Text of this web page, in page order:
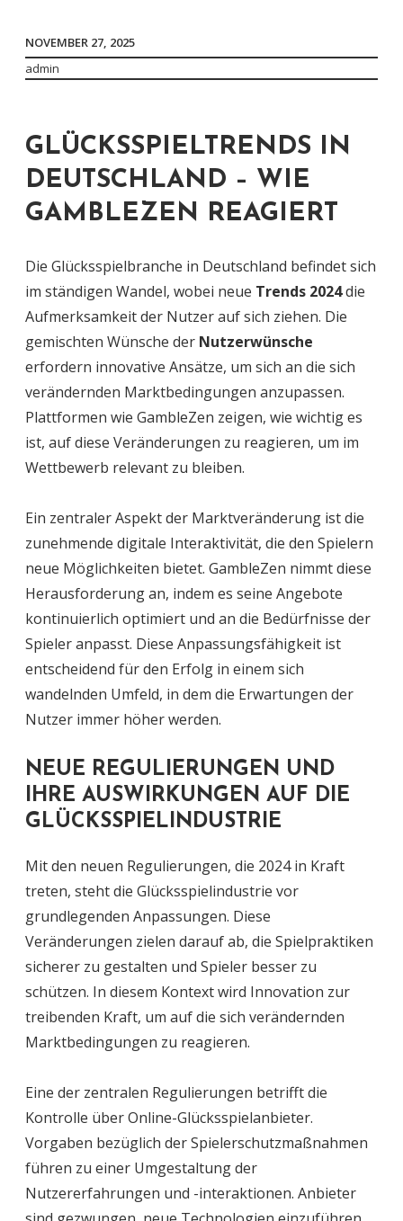
NOVEMBER 27, 2025
admin
GLÜCKSSPIELTRENDS IN
DEUTSCHLAND – WIE
GAMBLEZEN REAGIERT
Die Glücksspielbranche in Deutschland befindet sich
im ständigen Wandel, wobei neue Trends 2024die
Aufmerksamkeit der Nutzer auf sich ziehen. Die
gemischten Wünsche der Nutzerwünsche
erfordern innovative Ansätze, um sich an die sich
verändernden Marktbedingungen anzupassen.
Plattformen wie GambleZen zeigen, wie wichtig es
ist, auf diese Veränderungen zu reagieren, um im
Wettbewerb relevant zu bleiben.
Ein zentraler Aspekt der Marktveränderung ist die
zunehmende digitale Interaktivität, die den Spielern
neue Möglichkeiten bietet. GambleZen nimmt diese
Herausforderung an, indem es seine Angebote
kontinuierlich optimiert und an die Bedürfnisse der
Spieler anpasst. Diese Anpassungsfähigkeit ist
entscheidend für den Erfolg in einem sich
wandelnden Umfeld, in dem die Erwartungen der
Nutzer immer höher werden.
NEUE REGULIERUNGEN UND
IHRE AUSWIRKUNGEN AUF DIE
GLÜCKSSPIELINDUSTRIE
Mit den neuen Regulierungen, die 2024 in Kraft
treten, steht die Glücksspielindustrie vor
grundlegenden Anpassungen. Diese
Veränderungen zielen darauf ab, die Spielpraktiken
sicherer zu gestalten und Spieler besser zu
schützen. In diesem Kontext wird Innovation zur
treibenden Kraft, um auf die sich verändernden
Marktbedingungen zu reagieren.
Eine der zentralen Regulierungen betrifft die
Kontrolle über Online-Glücksspielanbieter.
Vorgaben bezüglich der Spielerschutzmaßnahmen
führen zu einer Umgestaltung der
Nutzererfahrungen und -interaktionen. Anbieter